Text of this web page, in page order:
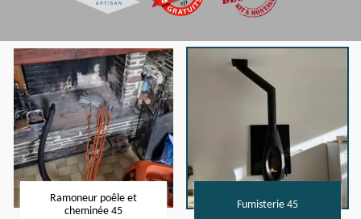
Ramoneur poêle et
cheminée 45
Fumisterie 45